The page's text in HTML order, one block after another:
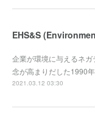
企業が環境に与えるネ
念が高まりだした1990
2021.03.12 03:30